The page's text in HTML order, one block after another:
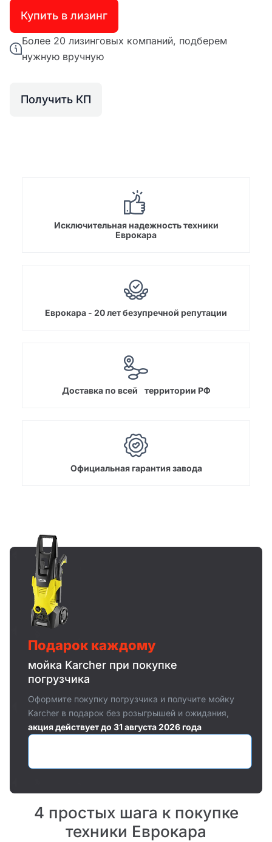
Купить в лизинг
Более 20 лизинговых компаний, подберем
нужную вручную
Получить КП
Исключительная надежность техники
Еврокара
Еврокара - 20 лет безупречной репутации
Доставка по всей территории РФ
Официальная гарантия завода
Подарок каждому
мойка Karcher при покупке
погрузчика
Оформите покупку погрузчика и получите мойку
Karcher в подарок без розыгрышей и ожидания,
акция действует до 31 августа 2026 года
4 простых шага к покупке
техники Еврокара